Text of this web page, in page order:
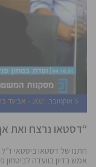
5 אוקטובר, 2021 אביעד
“דסטאו נרצח ואת
חתנו של דסטאו ביסטאי
אמש בדיון בוועדה לביטחון